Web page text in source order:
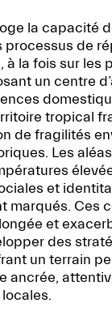
la capacité
processus de
à la fois sur les
un centre
tropical
de fragilités
Les
et
marqués. Ces
et
des
un terrain
ancrée,